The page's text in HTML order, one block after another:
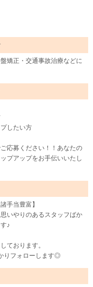
矯正・交通事故治療などに
したい方
応募ください！！あなたの
プアップをお手伝いいたし
手当豊富】
いやりのあるスタッフばか
♪
ております。
りフォローします◎